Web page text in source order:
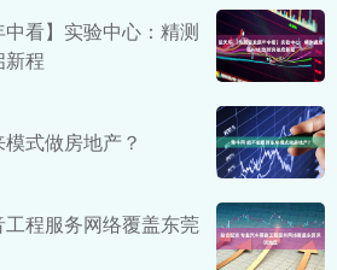
看】实验中心：精测
程
式做房地产？
程服务网络覆盖东莞